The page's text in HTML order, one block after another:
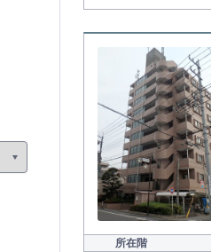
所在階